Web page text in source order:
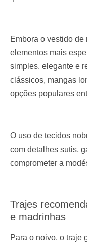
Embora o vestido
elementos mais
simples, elegante e
clássicos, mangas
opções populares
O uso de tecidos
com detalhes sutis,
comprometer a
Trajes
e madrinhas
Para o noivo, o traje